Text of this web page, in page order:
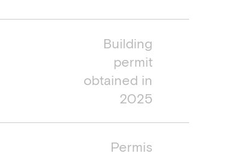
Building
permit
obtained in
2025
Permis